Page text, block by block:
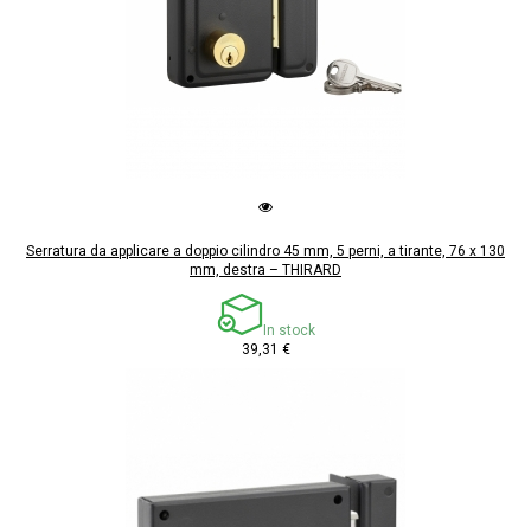
Serratura da applicare a doppio cilindro 45 mm, 5 perni, a tirante, 76 x 130
mm, destra – THIRARD
In stock
39,31 €